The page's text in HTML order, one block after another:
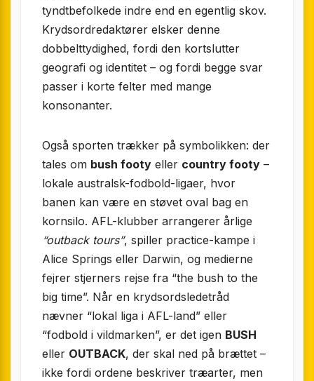
tyndtbefolkede indre end en egentlig skov.
Krydsord­redaktører elsker denne
dobbelttydighed, fordi den kortslutter
geografi og identitet – og fordi begge svar
passer i korte felter med mange
konsonanter.
Også sporten trækker på symbolikken: der
tales om bush footy eller country footy –
lokale australsk-fodbold-ligaer, hvor
banen kan være en støvet oval bag en
kornsilo. AFL-klubber arrangerer årlige
“outback tours”, spiller practice-kampe i
Alice Springs eller Darwin, og medierne
fejrer stjerners rejse fra “the bush to the
big time”. Når en krydsords­ledetråd
nævner “lokal liga i AFL-land” eller
“fodbold i vildmarken”, er det igen BUSH
eller OUTBACK, der skal ned på brættet –
ikke fordi ordene beskriver træarter, men